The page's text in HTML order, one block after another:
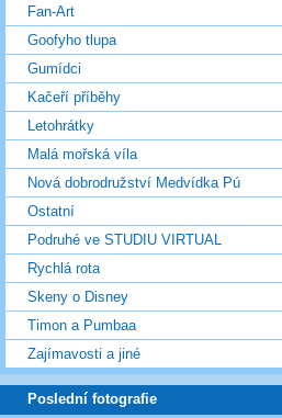
Fan-Art
Goofyho tlupa
Gumídci
Kačeří příběhy
Letohrátky
Malá mořská víla
Nová dobrodružství Medvídka Pú
Ostatní
Podruhé ve STUDIU VIRTUAL
Rychlá rota
Skeny o Disney
Timon a Pumbaa
Zajímavosti a jiné
Poslední fotografie